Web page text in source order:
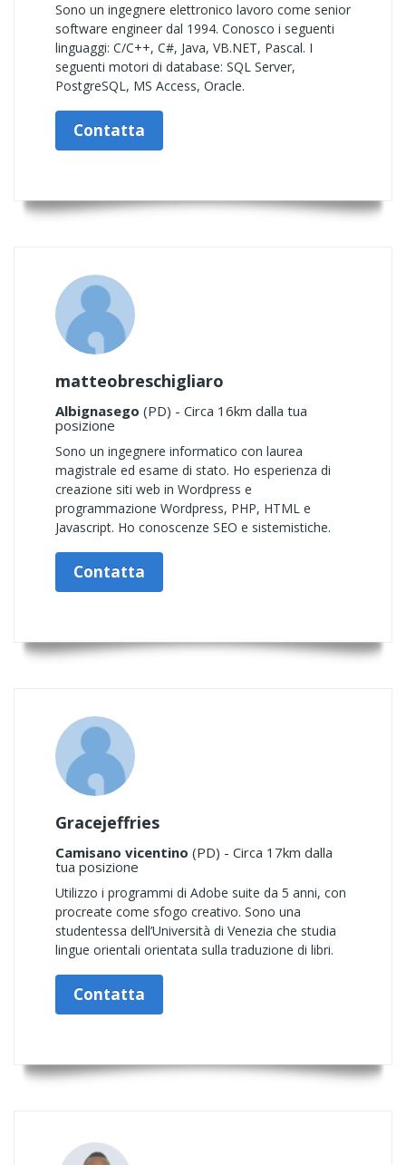
Sono un ingegnere elettronico lavoro come senior
software engineer dal 1994. Conosco i seguenti
linguaggi: C/C++, C#, Java, VB.NET, Pascal. I
seguenti motori di database: SQL Server,
PostgreSQL, MS Access, Oracle.
Contatta
matteobreschigliaro
Albignasego (PD) - Circa 16km dalla tua
posizione
Sono un ingegnere informatico con laurea
magistrale ed esame di stato. Ho esperienza di
creazione siti web in Wordpress e
programmazione Wordpress, PHP, HTML e
Javascript. Ho conoscenze SEO e sistemistiche.
Contatta
Gracejeffries
Camisano vicentino (PD) - Circa 17km dalla
tua posizione
Utilizzo i programmi di Adobe suite da 5 anni, con
procreate come sfogo creativo. Sono una
studentessa dell’Università di Venezia che studia
lingue orientali orientata sulla traduzione di libri.
Contatta